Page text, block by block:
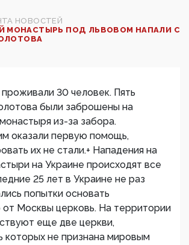
НОВОСТЕЙ
МОНАСТЫРЬ ПОД ЛЬВОВОМ НАПАЛИ С
30 человек. Пять
были заброшены на
из-за забора.
оказали первую помощь,
их не стали.+ Нападения на
на Украине происходят все
25 лет в Украине не раз
попытки основать
Москвы церковь. На территории
еще две церкви,
которых не признана мировым